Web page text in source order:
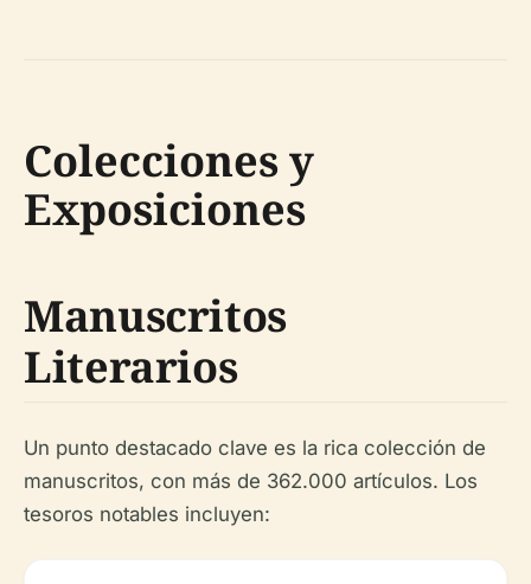
Colecciones y
Exposiciones
Manuscritos
Literarios
Un punto destacado clave es la rica colección de
manuscritos, con más de 362.000 artículos. Los
tesoros notables incluyen: